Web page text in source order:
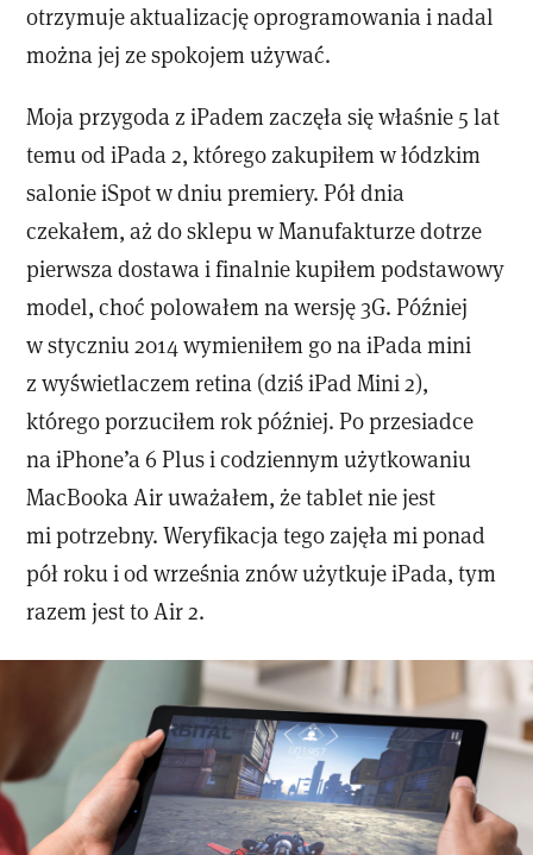
otrzymuje aktualizację oprogramowania i nadal
można jej ze spokojem używać.
Moja przygoda z iPadem zaczęła się właśnie 5 lat
temu od iPada 2, którego zakupiłem w łódzkim
salonie iSpot w dniu premiery. Pół dnia
czekałem, aż do sklepu w Manufakturze dotrze
pierwsza dostawa i finalnie kupiłem podstawowy
model, choć polowałem na wersję 3G. Później
w styczniu 2014 wymieniłem go na iPada mini
z wyświetlaczem retina (dziś iPad Mini 2),
którego porzuciłem rok później. Po przesiadce
na iPhone’a 6 Plus i codziennym użytkowaniu
MacBooka Air uważałem, że tablet nie jest
mi potrzebny. Weryfikacja tego zajęła mi ponad
pół roku i od września znów użytkuje iPada, tym
razem jest to Air 2.